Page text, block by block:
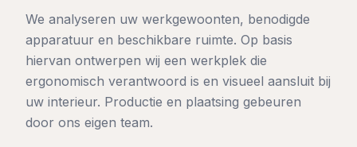
We analyseren uw werkgewoonten, benodigde
apparatuur en beschikbare ruimte. Op basis
hiervan ontwerpen wij een werkplek die
ergonomisch verantwoord is en visueel aansluit bij
uw interieur. Productie en plaatsing gebeuren
door ons eigen team.